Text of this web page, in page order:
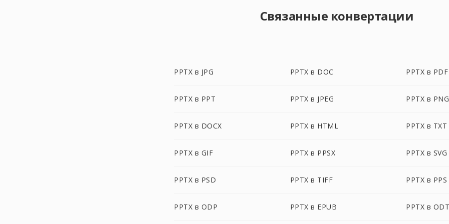
Связанные конвертации
PPTX в JPG PPTX в DOC PPTX в PDF
PPTX в PPT PPTX в JPEG PPTX в PNG
PPTX в DOCX PPTX в HTML PPTX в TXT
PPTX в GIF PPTX в PPSX PPTX в SVG
PPTX в PSD PPTX в TIFF PPTX в PPS
PPTX в ODP PPTX в EPUB PPTX в